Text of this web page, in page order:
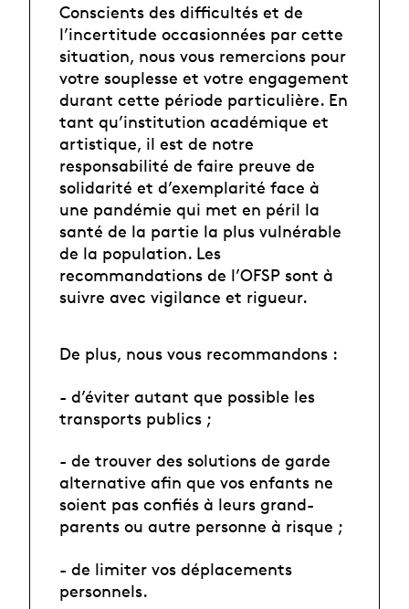
Conscients des difficultés et de
l’incertitude occasionnées par cette
situation, nous vous remercions pour
votre souplesse et votre engagement
durant cette période particulière. En
tant qu’institution académique et
artistique, il est de notre
responsabilité de faire preuve de
solidarité et d’exemplarité face à
une pandémie qui met en péril la
santé de la partie la plus vulnérable
de la population. Les
recommandations de l’OFSP sont à
suivre avec vigilance et rigueur.
De plus, nous vous recommandons :
- d’éviter autant que possible les
transports publics ;
- de trouver des solutions de garde
alternative afin que vos enfants ne
soient pas confiés à leurs grand-
parents ou autre personne à risque ;
- de limiter vos déplacements
personnels.